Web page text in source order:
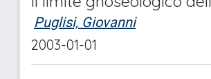
Puglisi, Giovanni
2003-01-01